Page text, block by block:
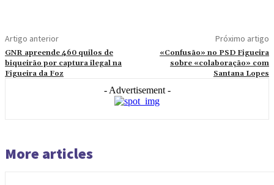
Artigo anterior
GNR apreende 460 quilos de
biqueirão por captura ilegal na
Figueira da Foz
Próximo artigo
«Confusão» no PSD Figueira
sobre «colaboração» com
Santana Lopes
- Advertisement -
More articles